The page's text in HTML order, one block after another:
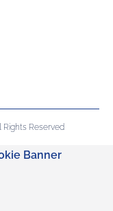
Rights Reserved
Banner